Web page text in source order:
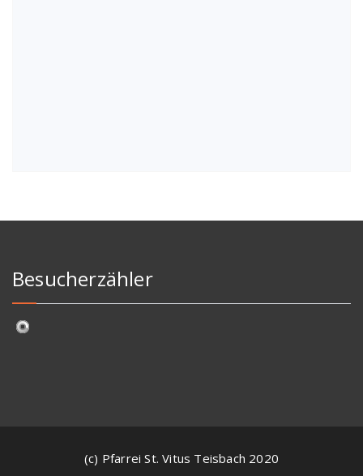
Besucherzähler
(c) Pfarrei St. Vitus Teisbach 2020